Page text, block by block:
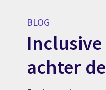
BLOG
achter